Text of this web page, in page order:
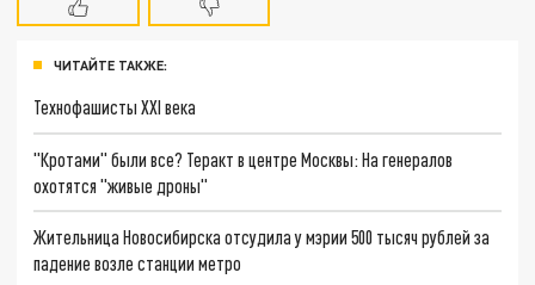
ЧИТАЙТЕ ТАКЖЕ:
Технофашисты XXI века
"Кротами" были все? Теракт в центре Москвы: На генералов
охотятся "живые дроны"
Жительница Новосибирска отсудила у мэрии 500 тысяч рублей за
падение возле станции метро